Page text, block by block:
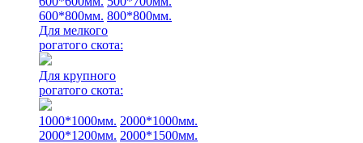
600*800мм. 800*800мм.
Для мелкого
рогатого скота:
Для крупного
рогатого скота:
1000*1000мм. 2000*1000мм.
2000*1200мм. 2000*1500мм.